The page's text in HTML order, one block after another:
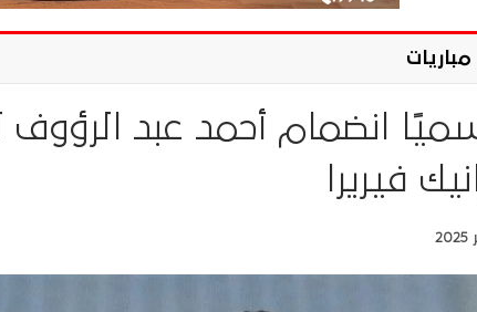
مباريات
انضمام أحمد عبد الرؤوف
فيريرا